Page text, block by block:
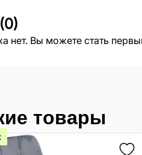
(0)
нет. Вы можете стать
товары